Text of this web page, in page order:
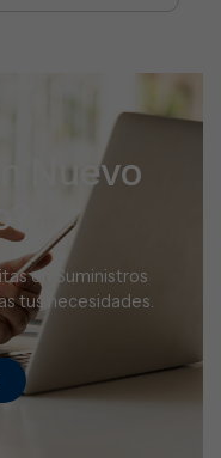
Nuevo
en Suministros
tus necesidades.